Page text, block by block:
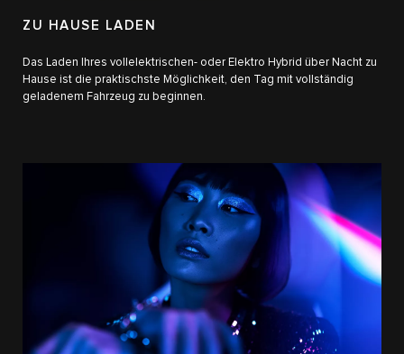
ZU HAUSE LADEN
Das Laden Ihres vollelektrischen- oder Elektro Hybrid​ über Nacht zu
Hause ist die praktischste Möglichkeit, den Tag mit vollständig
geladenem Fahrzeug zu beginnen.